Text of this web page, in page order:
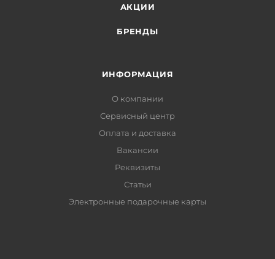
АКЦИИ
БРЕНДЫ
ИНФОРМАЦИЯ
О компании
Сервисный центр
Оплата и доставка
Вакансии
Реквизиты
Статьи
Электронные подарочные карты